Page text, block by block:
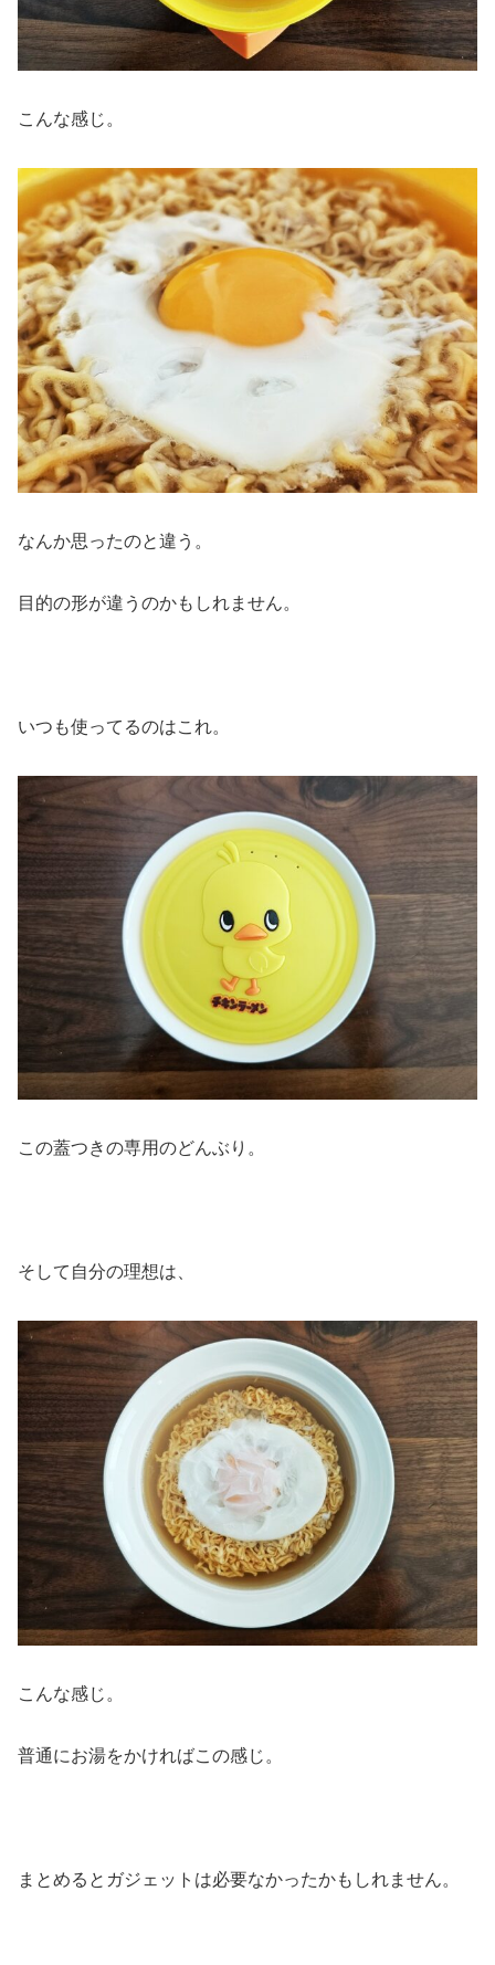
こんな感じ。
なんか思ったのと違う。
目的の形が違うのかもしれません。
いつも使ってるのはこれ。
この蓋つきの専用のどんぶり。
そして自分の理想は、
こんな感じ。
普通にお湯をかければこの感じ。
まとめるとガジェットは必要なかったかもしれません。